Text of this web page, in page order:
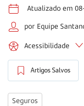
Atualizado em
por Equipe
Acessibilidade
Artigos Salvos
Seguros